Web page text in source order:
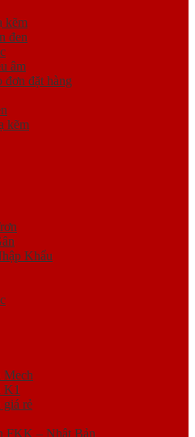
kẽm
đen
âm
đơn đặt hàng
kẽm
Khẩu
Mech
K1
giá rẻ
FKK – Nhật Bản